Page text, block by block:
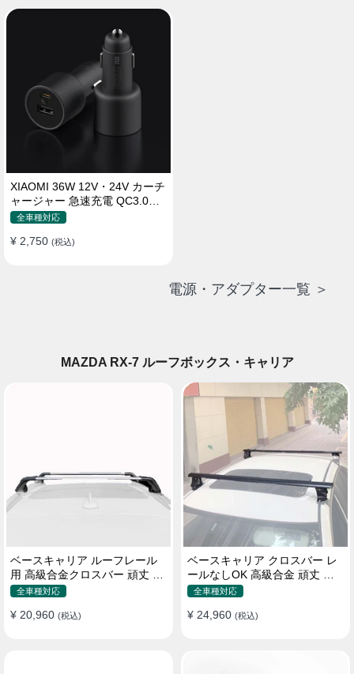
XIAOMI 36W 12V・24V カーチ
ャージャー 急速充電 QC3.0
LEDライト コンパクト 車載充
全車種対応
¥ 2,750 (税込)
電源・アダプター一覧 ＞
MAZDA RX-7 ルーフボックス・キャリア
ベースキャリア ルーフレール
用 高級合金クロスバー 頑丈 ロ
ック付き ベースラックセット
全車種対応
¥ 20,960 (税込)
ベースキャリア クロスバー レ
ールなしOK 高級合金 頑丈 ロ
ック付き ベースラックセット
全車種対応
¥ 24,960 (税込)